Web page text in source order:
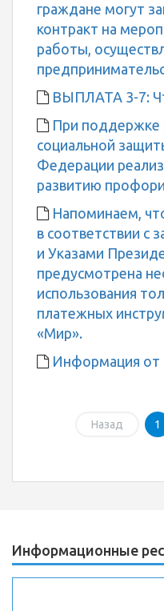
граждане могут
контракт на
работы,
ВЫПЛАТА 3-7:
При поддержке
социальной
Федерации
развитию
Напоминаем,
в соответствии с
и Указами
предусмотрена
использования
платежных
«Мир».
Информация от
Назад 1
Информационные